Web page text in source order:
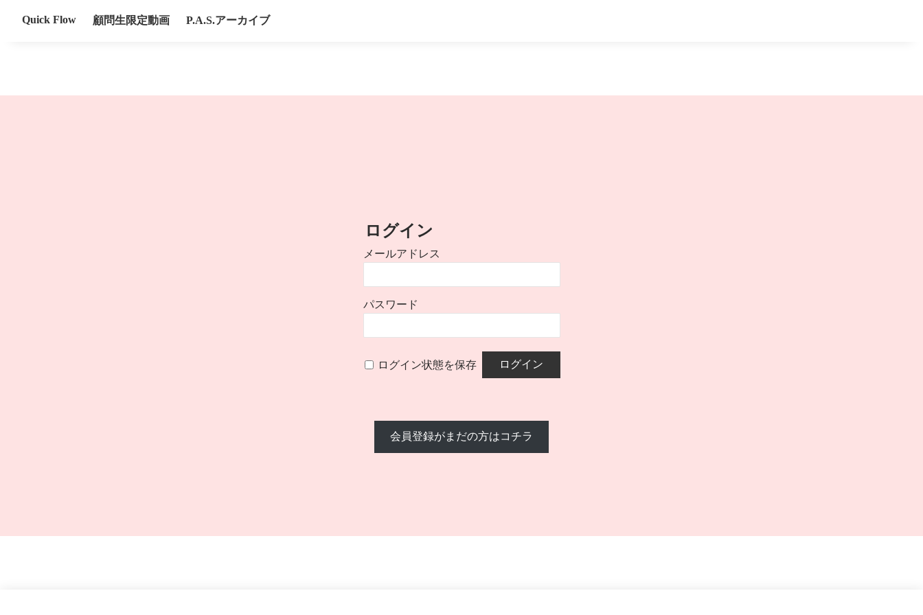
Quick Flow 顧問生限定動画 P.A.S.アーカイブ
ログイン
メールアドレス
パスワード
ログイン状態を保存
会員登録がまだの方はコチラ